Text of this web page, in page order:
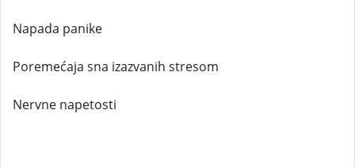
Napada panike
Poremećaja sna izazvanih stresom
Nervne napetosti